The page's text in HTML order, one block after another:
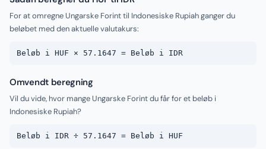
For at omregne Ungarske Forint til Indonesiske Rupiah ganger du
beløbet med den aktuelle valutakurs:
Beløb i HUF × 57.1647 = Beløb i IDR
Omvendt beregning
Vil du vide, hvor mange Ungarske Forint du får for et beløb i
Indonesiske Rupiah?
Beløb i IDR ÷ 57.1647 = Beløb i HUF